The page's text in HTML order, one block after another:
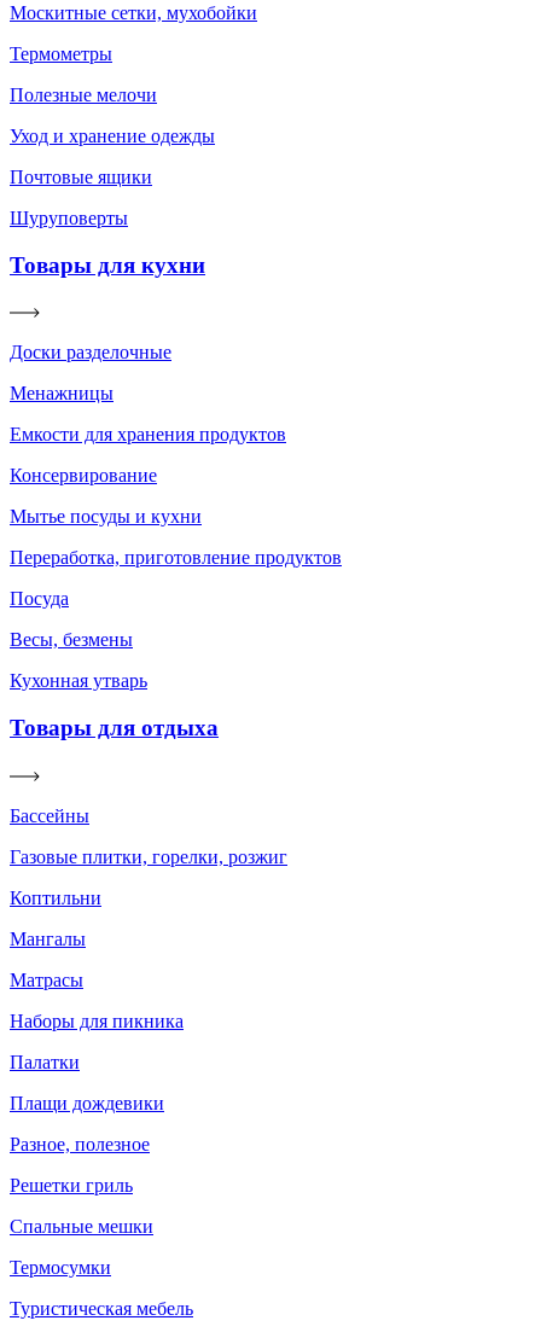
Москитные сетки, мухобойки
Термометры
Полезные мелочи
Уход и хранение одежды
Почтовые ящики
Шуруповерты
Товары для кухни
Доски разделочные
Менажницы
Емкости для хранения продуктов
Консервирование
Мытье посуды и кухни
Переработка, приготовление продуктов
Посуда
Весы, безмены
Кухонная утварь
Товары для отдыха
Бассейны
Газовые плитки, горелки, розжиг
Коптильни
Мангалы
Матрасы
Наборы для пикника
Палатки
Плащи дождевики
Разное, полезное
Решетки гриль
Спальные мешки
Термосумки
Туристическая мебель